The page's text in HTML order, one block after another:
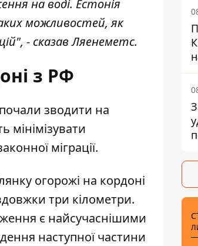
на воді. Естонія
можливостей, як
- сказав Ляенеметс.
з РФ
зводити на
мінімізувати
міграції.
огорожі на кордоні
три кілометри.
є найсучаснішими
наступної частини